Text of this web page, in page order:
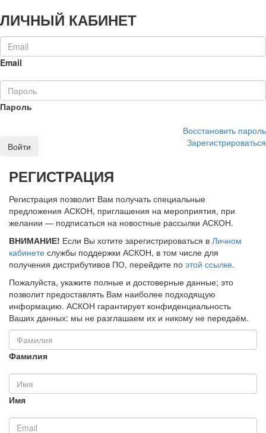
ЛИЧНЫЙ КАБИНЕТ
Email
Пароль
Восстановить пароль
Войти
Зарегистрироваться
РЕГИСТРАЦИЯ
Регистрация позволит Вам получать специальные
предложения АСКОН, приглашения на мероприятия, при
желании — подписаться на новостные рассылки АСКОН.
ВНИМАНИЕ! Если Вы хотите зарегистрироваться в Личном
кабинете службы поддержки АСКОН, в том числе для
получения дистрибутивов ПО, перейдите по этой ссылке.
Пожалуйста, укажите полные и достоверные данные; это
позволит предоставлять Вам наиболее подходящую
информацию. АСКОН гарантирует конфиденциальность
Ваших данных: мы не разглашаем их и никому не передаём.
Фамилия
Имя